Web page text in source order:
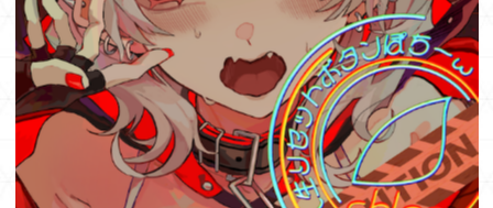
SPECIAL
EN